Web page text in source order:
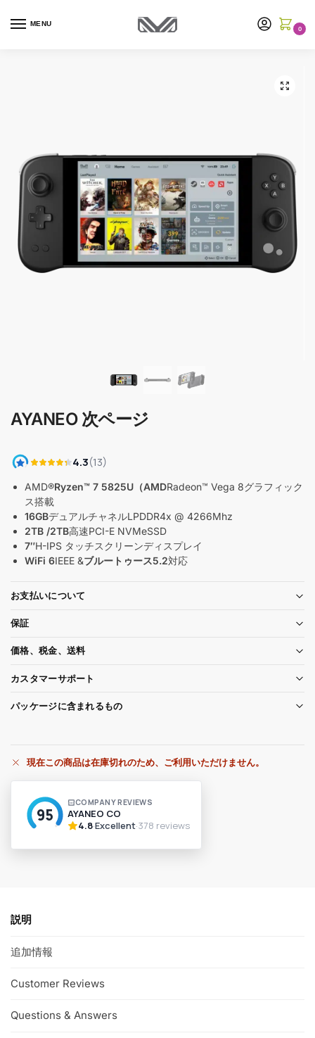
MENU
0
AYANEO 次ページ
AMD®Ryzen™ 7 5825U（AMDRadeon™ Vega 8グラフィック
ス搭載
16GBデュアルチャネルLPDDR4x @ 4266Mhz
2TB /2TB高速PCI-E NVMeSSD
7″H-IPS タッチスクリーンディスプレイ
WiFi 6IEEE &ブルートゥース5.2対応
お支払いについて
保証
価格、税金、送料
カスタマーサポート
パッケージに含まれるもの
現在この商品は在庫切れのため、ご利用いただけません。
v
:
説明
追加情報
Customer Reviews
Questions & Answers